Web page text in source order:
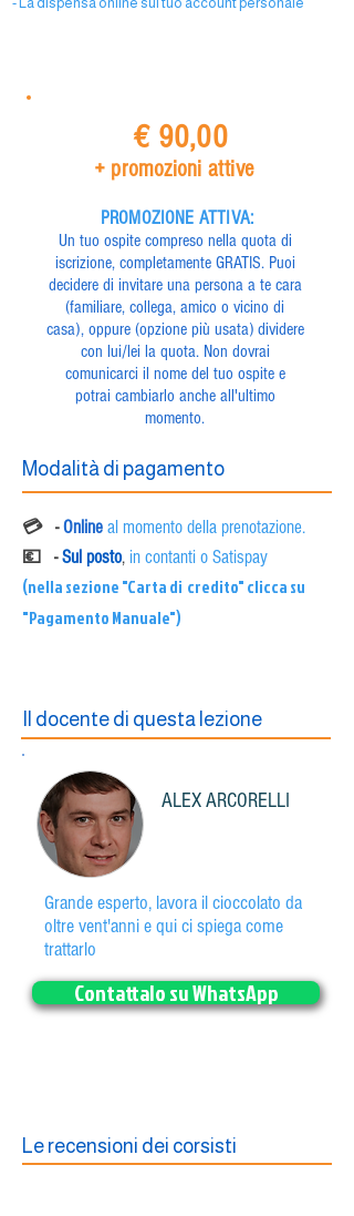
€ 90,00
+ promozioni attive
PROMOZIONE ATTIVA:
Un tuo ospite compreso nella quota di
iscrizione, completamente GRATIS. Puoi
decidere di invitare una persona a te cara
(familiare, collega, amico o vicino di
casa), oppure (opzione più usata) dividere
con lui/lei la quota. Non dovrai
comunicarci il nome del tuo ospite e
potrai cambiarlo anche all'ultimo
momento.
Modalità di pagamento
💳 -Online al momento della prenotazione.
💶 -Sul posto, in contanti o Satispay
(nella sezione "Carta di credito" clicca su
"Pagamento Manuale")
Il docente di questa lezione
ALEX ARCORELLI
Grande esperto, lavora il cioccolato da
oltre vent'anni e qui ci spiega come
trattarlo
Contattalo su WhatsApp
Le recensioni dei corsisti